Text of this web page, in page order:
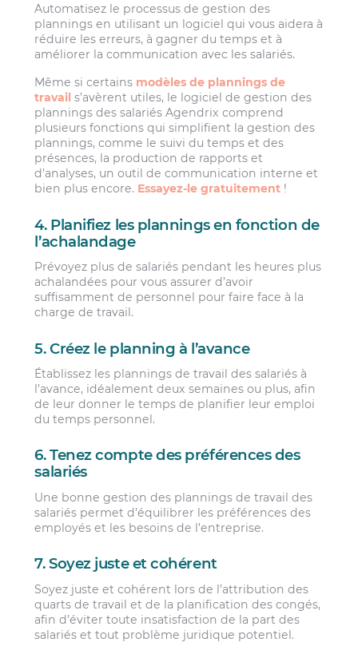
Automatisez le processus de gestion des
plannings en utilisant un logiciel qui vous aidera à
réduire les erreurs, à gagner du temps et à
améliorer la communication avec les salariés.
Même si certains modèles de plannings de
travail s’avèrent utiles, le logiciel de gestion des
plannings des salariés Agendrix comprend
plusieurs fonctions qui simplifient la gestion des
plannings, comme le suivi du temps et des
présences, la production de rapports et
d’analyses, un outil de communication interne et
bien plus encore. Essayez-le gratuitement !
4. Planifiez les plannings en fonction de
l’achalandage
Prévoyez plus de salariés pendant les heures plus
achalandées pour vous assurer d’avoir
suffisamment de personnel pour faire face à la
charge de travail.
5. Créez le planning à l’avance
Établissez les plannings de travail des salariés à
l’avance, idéalement deux semaines ou plus, afin
de leur donner le temps de planifier leur emploi
du temps personnel.
6. Tenez compte des préférences des
salariés
Une bonne gestion des plannings de travail des
salariés permet d’équilibrer les préférences des
employés et les besoins de l’entreprise.
7. Soyez juste et cohérent
Soyez juste et cohérent lors de l’attribution des
quarts de travail et de la planification des congés,
afin d’éviter toute insatisfaction de la part des
salariés et tout problème juridique potentiel.